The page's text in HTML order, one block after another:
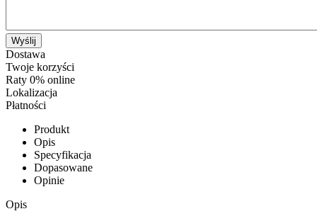
Wyślij
Dostawa
Twoje korzyści
Raty 0% online
Lokalizacja
Płatności
Produkt
Opis
Specyfikacja
Dopasowane
Opinie
Opis